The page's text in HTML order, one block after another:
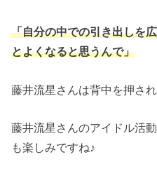
「自分の中での引き出しを
とよくなると思うんで」
藤井流星さんは背中を押さ
藤井流星さんのアイドル活
も楽しみですね♪